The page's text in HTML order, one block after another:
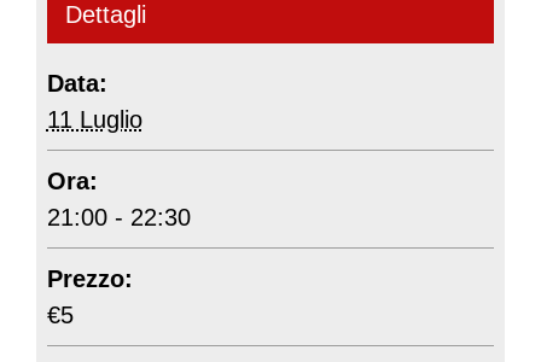
Dettagli
Data:
11 Luglio
Ora:
21:00 - 22:30
Prezzo:
€5